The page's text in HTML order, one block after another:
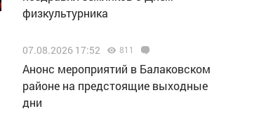
физкультурника
07.08.2026 17:52 811
Анонс мероприятий в Балаковском
районе на предстоящие выходные
дни